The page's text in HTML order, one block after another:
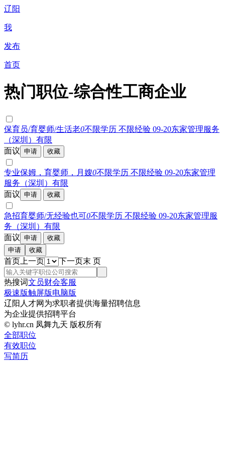
辽阳
我
发布
首页
热门职位-综合性工商企业
保育员/育婴师/生活老0不限学历 不限经验 09-20东家管理服务
（深圳）有限
面议
专业保姆，育婴师，月嫂0不限学历 不限经验 09-20东家管理
服务（深圳）有限
面议
急招育婴师/无经验也可0不限学历 不限经验 09-20东家管理服
务（深圳）有限
面议
首页 上一页 下一页末 页
热搜词文员财会客服
极速版触屏版电脑版
辽阳人才网为求职者提供海量招聘信息
为企业提供招聘平台
© lyhr.cn 凤舞九天 版权所有
全部职位
有效职位
写简历